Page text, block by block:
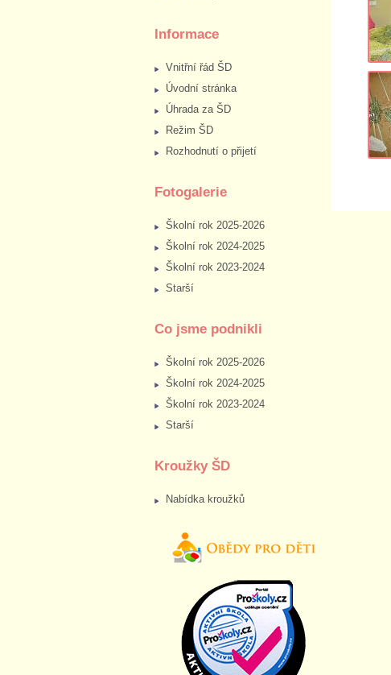
Informace
Vnitřní řád ŠD
Úvodní stránka
Úhrada za ŠD
Režim ŠD
Rozhodnutí o přijetí
Fotogalerie
Školní rok 2025-2026
Školní rok 2024-2025
Školní rok 2023-2024
Starší
Co jsme podnikli
Školní rok 2025-2026
Školní rok 2024-2025
Školní rok 2023-2024
Starší
Kroužky ŠD
Nabídka kroužků